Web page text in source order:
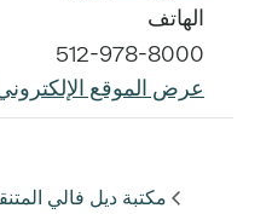
الهاتف
512-978-8000
عرض الموقع
مكتبة ديل فالي